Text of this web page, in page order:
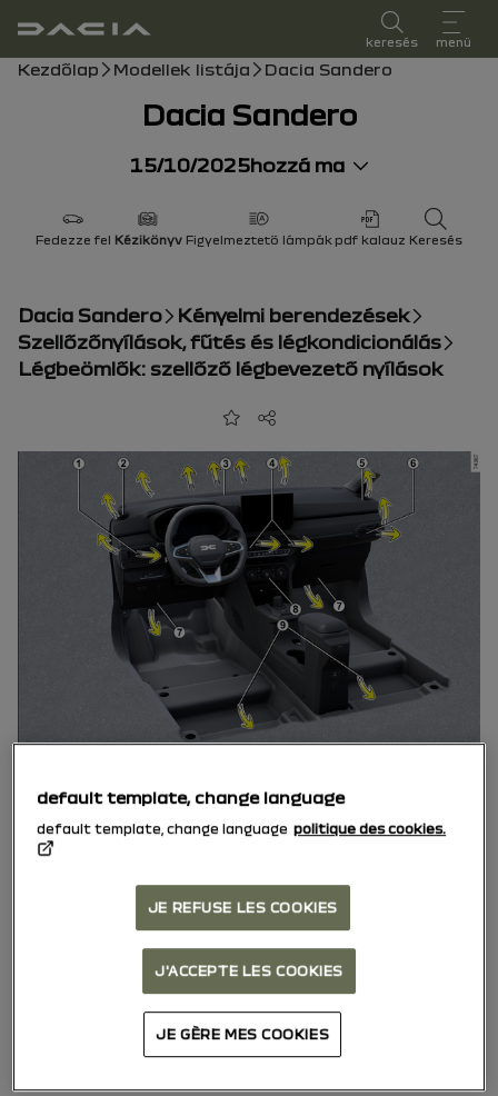
felhasználói kézikönyv
keresés menü
Morzsa
Kezdőlap Modellek listája Dacia Sandero
Dacia Sandero
15/10/2025hozzá ma
Fedezze fel Kézikönyv Figyelmeztető lámpák pdf kalauz Keresés
Dacia Sandero
Kényelmi berendezések
Szellőzőnyílások, fűtés és légkondicionálás
Légbeömlők: szellőző légbevezető nyílások
Hozzáadás a kedvencekhez
Megosztás
1
2
Bal oldali oldalablak páramentesítő
Központi szellőzőnyílások
Jobb oldali oldalablak páramentesítő
légbeömlő
default template, change language
default template, change language politique des cookies.
JE REFUSE LES COOKIES
J'ACCEPTE LES COOKIES
JE GÈRE MES COOKIES